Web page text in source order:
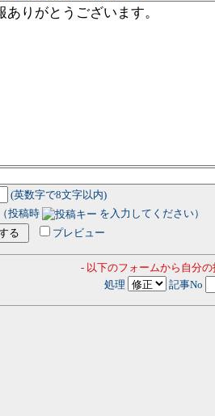
(英数字で8文字以内)
（投稿時
を入力してください）
プレビュー
- 以下のフォームから自分
処理
記事No